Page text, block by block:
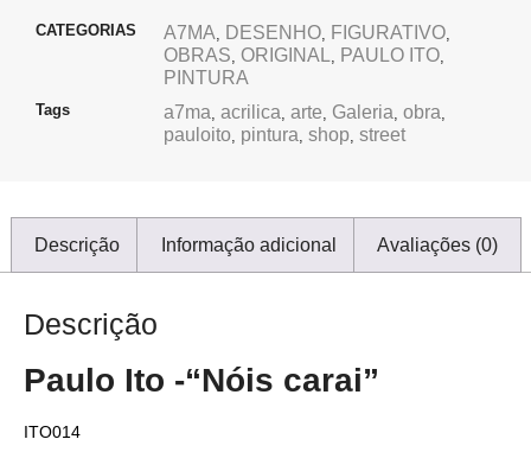
CATEGORIAS A7MA, DESENHO, FIGURATIVO,
OBRAS, ORIGINAL, PAULO ITO,
PINTURA
Tags a7ma, acrilica, arte, Galeria, obra,
pauloito, pintura, shop, street
Descrição Informação adicional Avaliações (0)
Descrição
Paulo Ito -“Nóis carai”
ITO014